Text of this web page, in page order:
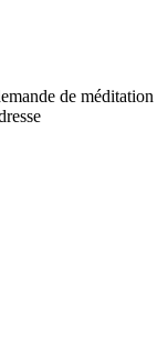
de méditation